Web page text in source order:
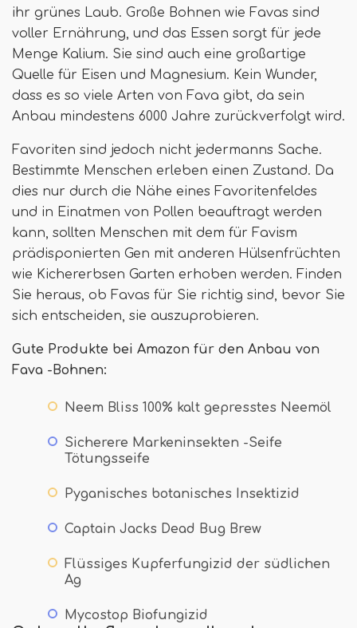
ihr grünes Laub. Große Bohnen wie Favas sind
voller Ernährung, und das Essen sorgt für jede
Menge Kalium. Sie sind auch eine großartige
Quelle für Eisen und Magnesium. Kein Wunder,
dass es so viele Arten von Fava gibt, da sein
Anbau mindestens 6000 Jahre zurückverfolgt wird.
Favoriten sind jedoch nicht jedermanns Sache.
Bestimmte Menschen erleben einen Zustand. Da
dies nur durch die Nähe eines Favoritenfeldes
und in Einatmen von Pollen beauftragt werden
kann, sollten Menschen mit dem für Favism
prädisponierten Gen mit anderen Hülsenfrüchten
wie Kichererbsen Garten erhoben werden. Finden
Sie heraus, ob Favas für Sie richtig sind, bevor Sie
sich entscheiden, sie auszuprobieren.
Gute Produkte bei Amazon für den Anbau von
Fava -Bohnen:
Neem Bliss 100% kalt gepresstes Neemöl
Sicherere Markeninsekten -Seife
Tötungsseife
Pyganisches botanisches Insektizid
Captain Jacks Dead Bug Brew
Flüssiges Kupferfungizid der südlichen
Ag
Mycostop Biofungizid